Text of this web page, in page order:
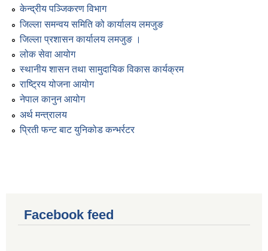
केन्द्रीय पञ्जिकरण विभाग
जिल्ला समन्वय समिति को कार्यालय लमजुङ
जिल्ला प्रशासन कार्यालय लमजुङ ।
लोक सेवा आयोग
स्थानीय शासन तथा सामुदायिक विकास कार्यक्रम
राष्ट्रिय योजना आयोग
नेपाल कानुन आयोग
अर्थ मन्त्रालय
प्रिती फन्ट बाट युनिकोड कन्भर्रटर
Facebook feed